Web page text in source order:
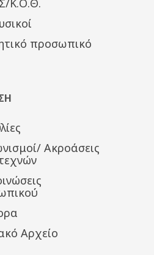
προσωπικό
Ακροάσεις
Αρχείο